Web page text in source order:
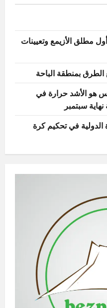
مطلق الأزيمع وتعيينات
بمنطقة الباحة
هو الأشد حرارة في
سبتمبر
الدولية في تحكيم كرة